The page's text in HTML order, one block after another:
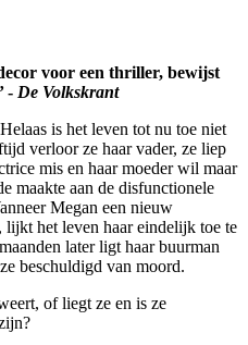
voor een thriller, bewijst
- De Volkskrant
is het leven tot nu toe niet
verloor ze haar vader, ze liep
mis en haar moeder wil maar
maakte aan de disfunctionele
Megan een nieuw
lijkt het leven haar eindelijk toe te
later ligt haar buurman
beschuldigd van moord.
of liegt ze en is ze